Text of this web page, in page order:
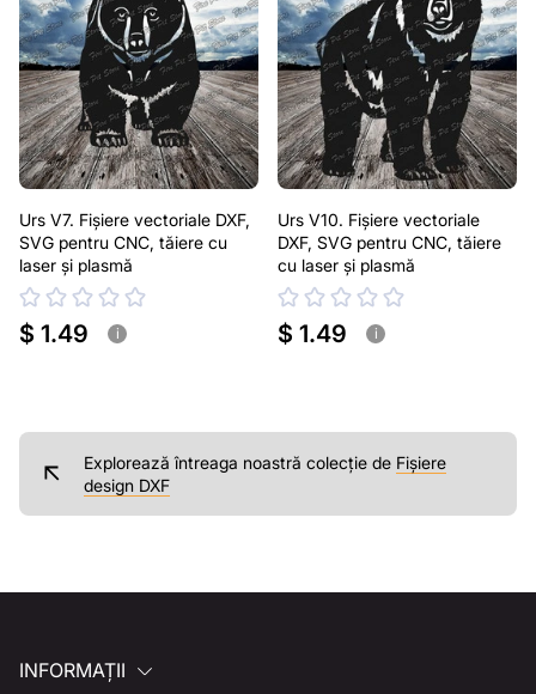
Urs V7. Fișiere vectoriale DXF,
SVG pentru CNC, tăiere cu
laser și plasmă
$ 1.49 i
Urs V10. Fișiere vectoriale
DXF, SVG pentru CNC, tăiere
cu laser și plasmă
$ 1.49 i
Explorează întreaga noastră colecție de Fișiere
design DXF
INFORMAȚII